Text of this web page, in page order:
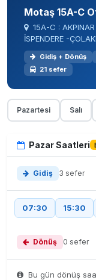
Motaş 15A-C
15A-C :
İSPENDERE -
Gidiş + Dönüş
21 sefer
Pazartesi Salı
Pazar Saatleri
Gidiş 3 sefer
07:30 15:30
Dönüş 0 sefer
Bu gün dönüş